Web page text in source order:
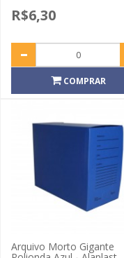
R$6,30
COMPRAR
Arquivo Morto Gigante